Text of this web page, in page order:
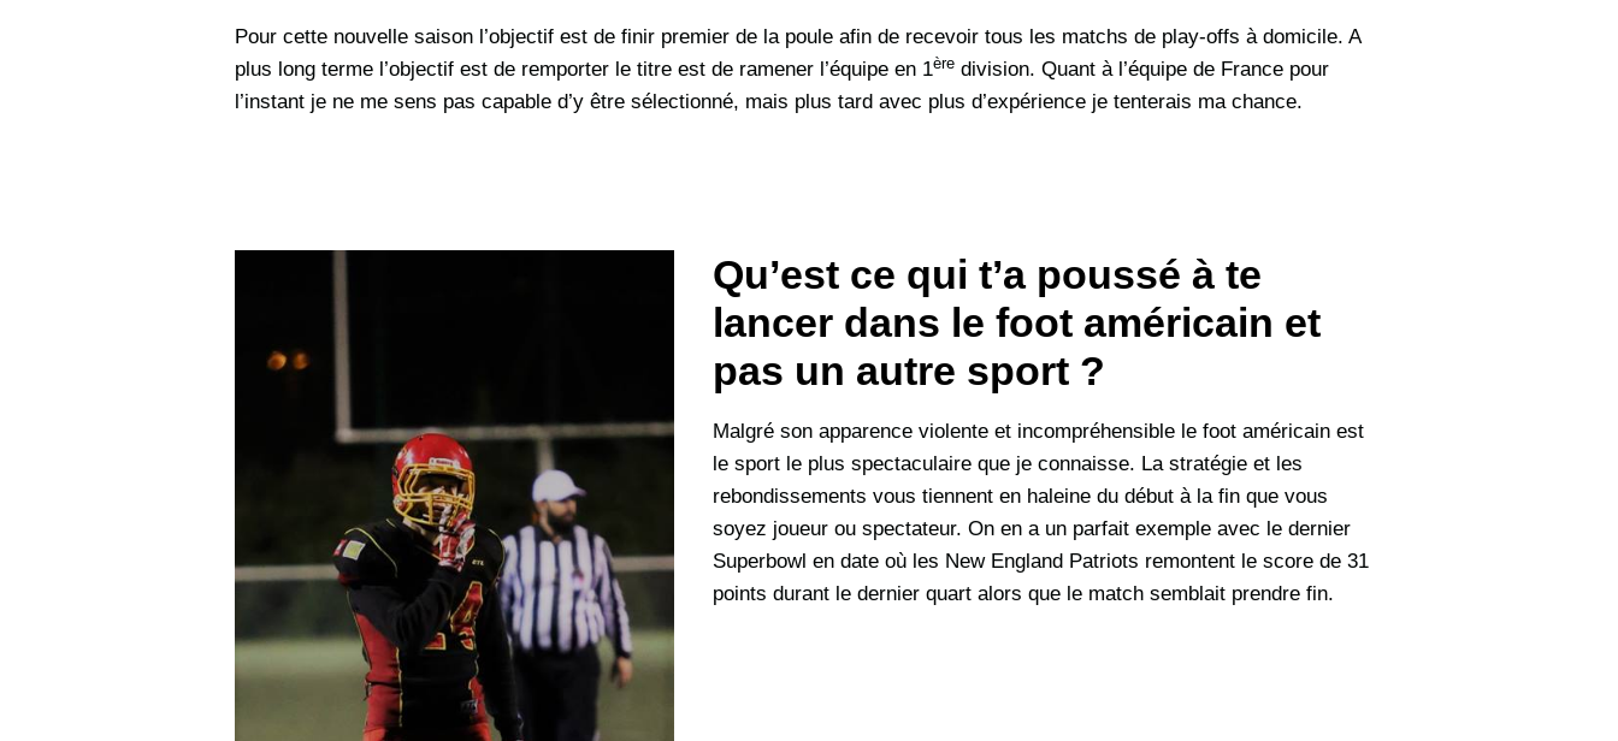
Pour cette nouvelle saison l’objectif est de finir premier de la poule afin de recevoir tous les matchs de play-offs à domicile. A
plus long terme l’objectif est de remporter le titre est de ramener l’équipe en 1ère division. Quant à l’équipe de France pour
l’instant je ne me sens pas capable d’y être sélectionné, mais plus tard avec plus d’expérience je tenterais ma chance.
Qu’est ce qui t’a poussé à te
lancer dans le foot américain et
pas un autre sport ?
Malgré son apparence violente et incompréhensible le foot américain est
le sport le plus spectaculaire que je connaisse. La stratégie et les
rebondissements vous tiennent en haleine du début à la fin que vous
soyez joueur ou spectateur. On en a un parfait exemple avec le dernier
Superbowl en date où les New England Patriots remontent le score de 31
points durant le dernier quart alors que le match semblait prendre fin.